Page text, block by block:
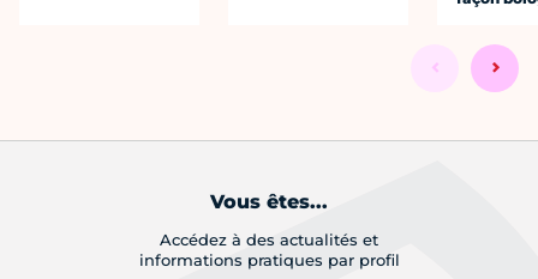
Vous êtes...
Accédez à des actualités et
informations pratiques par profil